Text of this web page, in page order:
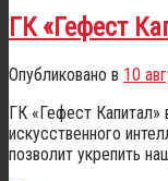
ГК «Гефест
Опубликовано в 10
ГК «Гефест
искусственного
позволит укрепить